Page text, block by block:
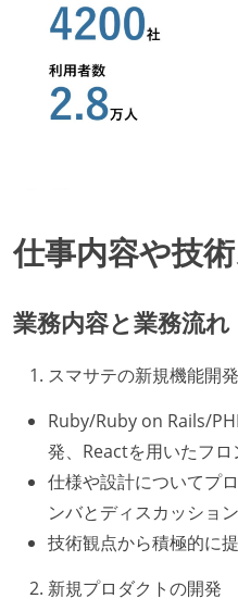
仕事内容や技
業務内容と業務流れ
スマサテの新規機能開発
Ruby/Ruby on Rails/
発、Reactを用いたフ
仕様や設計についてプ
ンバとディスカッション
技術観点から積極的に
新規プロダクトの開発